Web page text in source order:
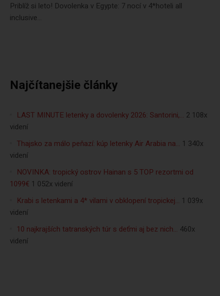
Priblíž si leto! Dovolenka v Egypte: 7 nocí v 4*hoteli all
inclusive...
Najčítanejšie články
LAST MINUTE letenky a dovolenky 2026: Santorini,… 2 108x
videní
Thajsko za málo peňazí: kúp letenky Air Arabia na… 1 340x
videní
NOVINKA: tropický ostrov Hainan s 5 TOP rezortmi od
1099€ 1 052x videní
Krabi s letenkami a 4* vilami v obklopení tropickej… 1 039x
videní
10 najkrajších tatranských túr s deťmi aj bez nich… 460x
videní